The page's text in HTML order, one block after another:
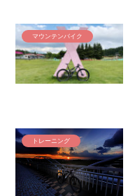
マウンテンバイク
トレーニング